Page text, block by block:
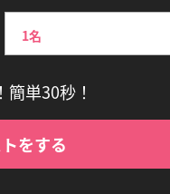
単30秒！
をする